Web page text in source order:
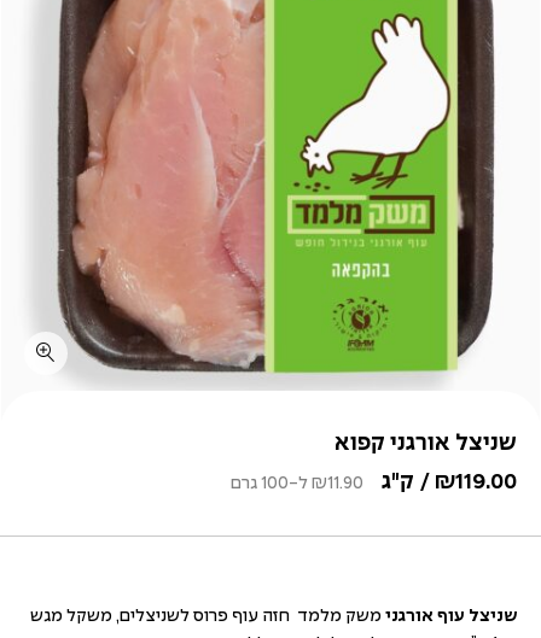
שניצל אורגני קפוא
₪119.00 / ק"ג ₪11.90 ל-100 גרם
שניצל עוף אורגנימשק מלמד חזה עוף פרוס לשניצלים, משקל מגש